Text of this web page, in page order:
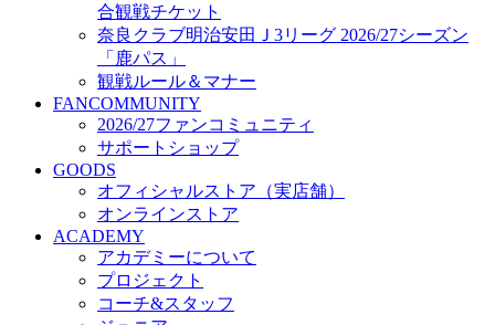
練習拠点（ナラディーア）
SCHOOL
2026/27 パートナー企業
パートナー募集
クラブ理念
クラブ情報
サステナビリティ
Web制作支援
応援プロジェクト
合観戦チケット
奈良クラブ明治安田Ｊ3リーグ 2026/27シーズン
「鹿パス」
観戦ルール＆マナー
FANCOMMUNITY
2026/27ファンコミュニティ
サポートショップ
GOODS
オフィシャルストア（実店舗）
オンラインストア
ACADEMY
アカデミーについて
プロジェクト
コーチ&スタッフ